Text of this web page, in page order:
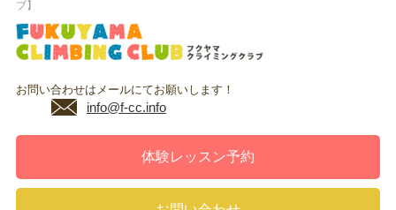
ブ】
お問い合わせはメールにてお願いします！
info@f-cc.info
体験レッスン予約